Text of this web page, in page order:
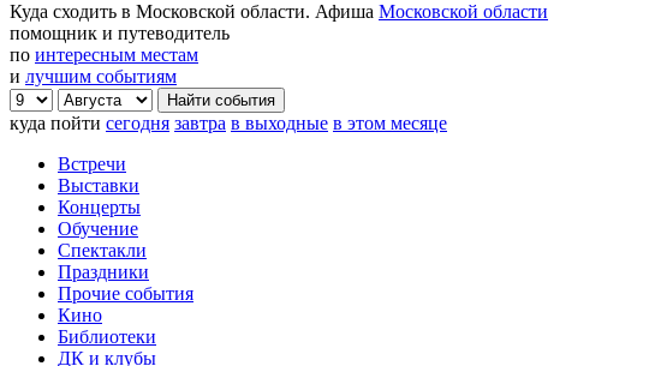
Куда сходить в Московской области. Афиша Московской области
помощник и путеводитель
по интересным местам
и лучшим событиям
куда пойти сегодня завтра в выходные в этом месяце
Встречи
Выставки
Концерты
Обучение
Спектакли
Праздники
Прочие события
Кино
Библиотеки
ДК и клубы